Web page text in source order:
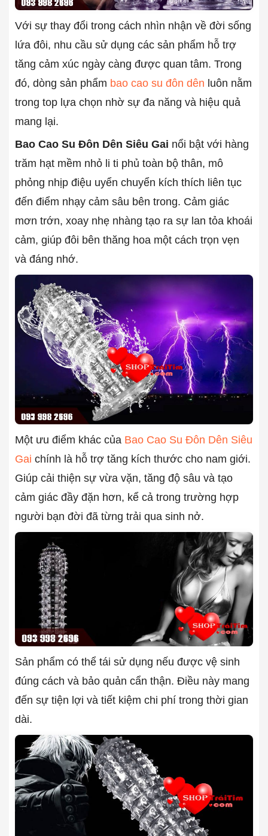
Với sự thay đổi trong cách nhìn nhận về đời sống
lứa đôi, nhu cầu sử dụng các sản phẩm hỗ trợ
tăng cảm xúc ngày càng được quan tâm. Trong
đó, dòng sản phẩm bao cao su đôn dên luôn nằm
trong top lựa chọn nhờ sự đa năng và hiệu quả
mang lại.
Bao Cao Su Đôn Dên Siêu Gai nổi bật với hàng
trăm hạt mềm nhỏ li ti phủ toàn bộ thân, mô
phỏng nhịp điệu uyển chuyển kích thích liên tục
đến điểm nhạy cảm sâu bên trong. Cảm giác
mơn trớn, xoay nhẹ nhàng tạo ra sự lan tỏa khoái
cảm, giúp đôi bên thăng hoa một cách trọn vẹn
và đáng nhớ.
Một ưu điểm khác của Bao Cao Su Đôn Dên Siêu
Gai chính là hỗ trợ tăng kích thước cho nam giới.
Giúp cải thiện sự vừa vặn, tăng độ sâu và tạo
cảm giác đầy đặn hơn, kể cả trong trường hợp
người bạn đời đã từng trải qua sinh nở.
Sản phẩm có thể tái sử dụng nếu được vệ sinh
đúng cách và bảo quản cẩn thận. Điều này mang
đến sự tiện lợi và tiết kiệm chi phí trong thời gian
dài.